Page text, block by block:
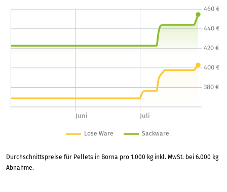
Durchschnittspreise für Pellets in Borna pro 1.000 kg inkl. MwSt. bei 6.000 kg
Abnahme.